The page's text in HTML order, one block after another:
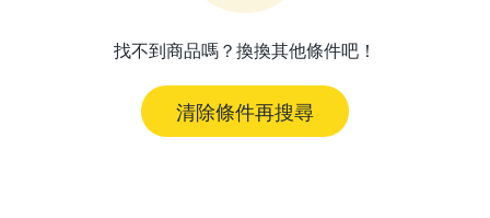
找不到商品嗎？換換其他條件吧！
清除條件再搜尋